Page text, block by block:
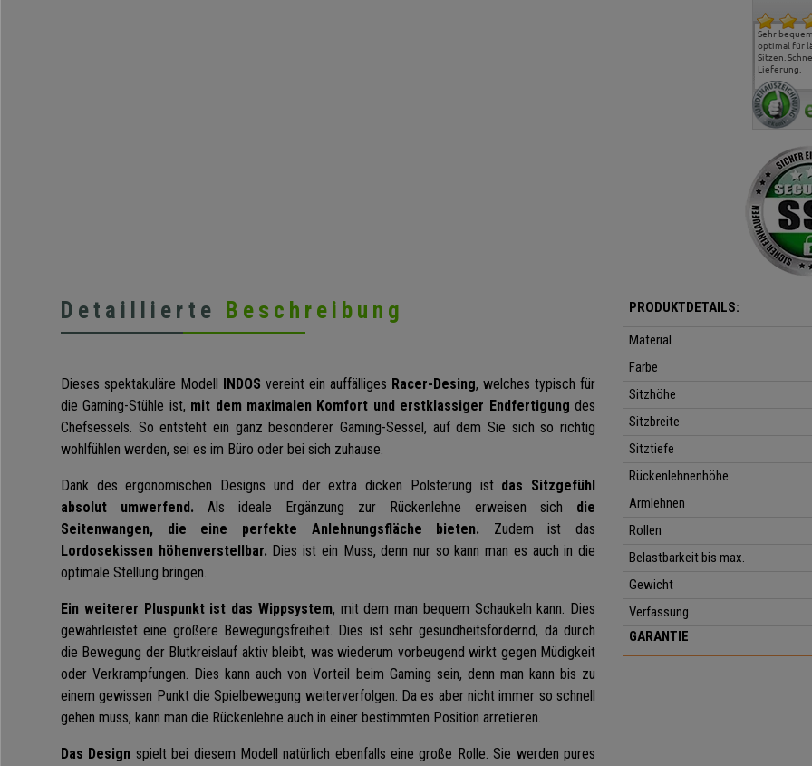
Sehr
optimal für
Sitzen.
Lieferung.
Detaillierte Beschreibung
Dieses spektakuläre Modell INDOS vereint ein auffälliges Racer-Desing, welches typisch für
die Gaming-Stühle ist, mit dem maximalen Komfort und erstklassiger Endfertigung des
Chefsessels. So entsteht ein ganz besonderer Gaming-Sessel, auf dem Sie sich so richtig
wohlfühlen werden, sei es im Büro oder bei sich zuhause.
Dank des ergonomischen Designs und der extra dicken Polsterung ist das Sitzgefühl
absolut umwerfend. Als ideale Ergänzung zur Rückenlehne erweisen sich die
Seitenwangen, die eine perfekte Anlehnungsfläche bieten. Zudem ist das
Lordosekissen höhenverstellbar. Dies ist ein Muss, denn nur so kann man es auch in die
optimale Stellung bringen.
Ein weiterer Pluspunkt ist das Wippsystem, mit dem man bequem Schaukeln kann. Dies
gewährleistet eine größere Bewegungsfreiheit. Dies ist sehr gesundheitsfördernd, da durch
die Bewegung der Blutkreislauf aktiv bleibt, was wiederum vorbeugend wirkt gegen Müdigkeit
oder Verkrampfungen. Dies kann auch von Vorteil beim Gaming sein, denn man kann bis zu
einem gewissen Punkt die Spielbewegung weiterverfolgen. Da es aber nicht immer so schnell
gehen muss, kann man die Rückenlehne auch in einer bestimmten Position arretieren.
Das Design spielt bei diesem Modell natürlich ebenfalls eine große Rolle. Sie werden pures
PRODUKTDETAILS:
Material
Farbe
Sitzhöhe
Sitzbreite
Sitztiefe
Rückenlehnenhöhe
Armlehnen
Rollen
Belastbarkeit bis max.
Gewicht
Verfassung
GARANTIE